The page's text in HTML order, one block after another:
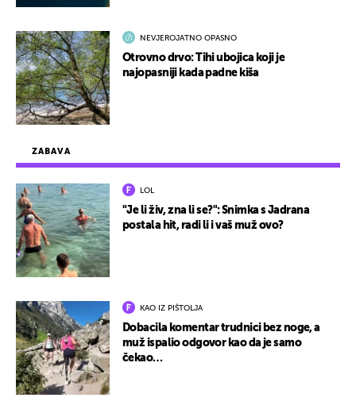
ZABAVA
LOL
"Je li živ, zna li se?": Snimka s Jadrana
postala hit, radi li i vaš muž ovo?
KAO IZ PIŠTOLJA
Dobacila komentar trudnici bez noge, a
muž ispalio odgovor kao da je samo
čekao…
NEVJEROJATNO OPASNO
Otrovno drvo: Tihi ubojica koji je
najopasniji kada padne kiša